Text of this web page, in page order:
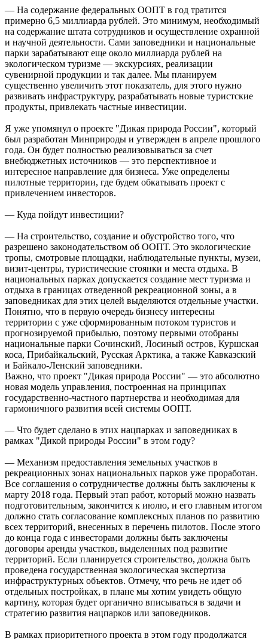
— На содержание федеральных ООПТ в год тратится
примерно 6,5 миллиарда рублей. Это минимум, необходимый
на содержание штата сотрудников и осуществление охранной
и научной деятельности. Сами заповедники и национальные
парки зарабатывают еще около миллиарда рублей на
экологическом туризме — экскурсиях, реализации
сувенирной продукции и так далее. Мы планируем
существенно увеличить этот показатель, для этого нужно
развивать инфраструктуру, разрабатывать новые туристские
продукты, привлекать частные инвестиции.
Я уже упомянул о проекте "Дикая природа России", который
был разработан Минприроды и утвержден в апреле прошлого
года. Он будет полностью реализовываться за счет
внебюджетных источников — это перспективное и
интересное направление для бизнеса. Уже определены
пилотные территории, где будем обкатывать проект с
привлечением инвесторов.
— Куда пойдут инвестиции?
— На строительство, создание и обустройство того, что
разрешено законодательством об ООПТ. Это экологические
тропы, смотровые площадки, наблюдательные пункты, музеи,
визит-центры, туристические стоянки и места отдыха. В
национальных парках допускается создание мест туризма и
отдыха в границах отведенной рекреационной зоны, а в
заповедниках для этих целей выделяются отдельные участки.
Понятно, что в первую очередь бизнесу интересны
территории с уже сформированным потоком туристов и
прогнозируемой прибылью, поэтому первыми отобраны
национальные парки Сочинский, Лосиный остров, Куршская
коса, Прибайкальский, Русская Арктика, а также Кавказский
и Байкало-Ленский заповедники.
Важно, что проект "Дикая природа России" — это абсолютно
новая модель управления, построенная на принципах
государственно-частного партнерства и необходимая для
гармоничного развития всей системы ООПТ.
— Что будет сделано в этих нацпарках и заповедниках в
рамках "Дикой природы России" в этом году?
— Механизм предоставления земельных участков в
рекреационных зонах национальных парков уже проработан.
Все соглашения о сотрудничестве должны быть заключены к
марту 2018 года. Первый этап работ, который можно назвать
подготовительным, закончится к июлю, и его главным итогом
должно стать согласование комплексных планов по развитию
всех территорий, внесенных в перечень пилотов. После этого
до конца года с инвесторами должны быть заключены
договоры аренды участков, выделенных под развитие
территорий. Если планируется строительство, должна быть
проведена государственная экологическая экспертиза
инфраструктурных объектов. Отмечу, что речь не идет об
отдельных постройках, в плане мы хотим увидеть общую
картину, которая будет органично вписываться в задачи и
стратегию развития нацпарков или заповедников.
В рамках приоритетного проекта в этом году продолжатся